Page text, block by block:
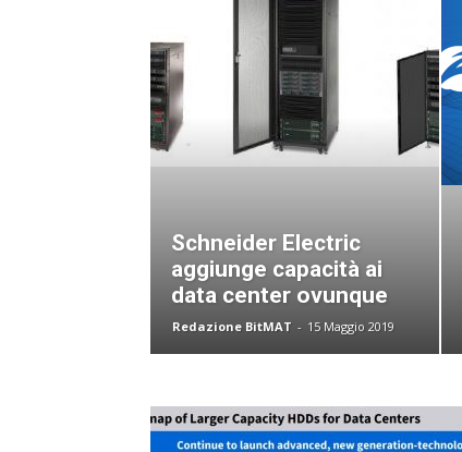
Schneider Electric
aggiunge capacità ai
data center ovunque
Redazione BitMAT - 15 Maggio 2019